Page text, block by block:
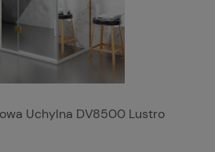
Uchylna DV8500 Lustro